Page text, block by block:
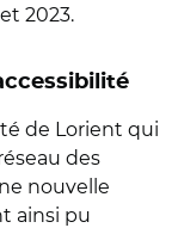
2023.
de Lorient qui
des
nouvelle
ainsi pu